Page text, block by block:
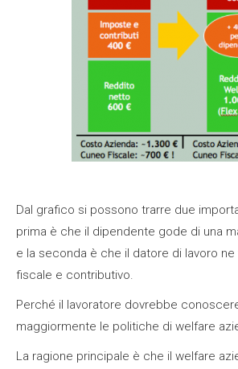
Dal grafico si possono trarre due
prima è che il dipendente gode di una
e la seconda è che il datore di lavoro ne
fiscale e contributivo.
Perché il lavoratore dovrebbe
maggiormente le politiche di welfare
La ragione principale è che il welfare